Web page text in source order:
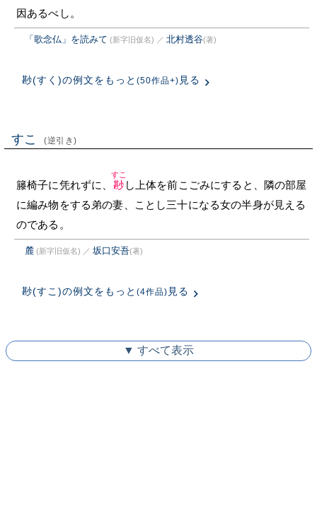
因あるべし。
「歌念仏」を読みて (新字旧仮名) ／ 北村透谷(著)
尠(すく)の例文をもっと (50作品+) 見る
すこ (逆引き)
籐椅子に凭れずに、 尠
すこ
し上体を前こごみにすると、隣の部屋
に編み物をする弟の妻、ことし三十になる女の半身が見える
のである。
麓 (新字旧仮名) ／ 坂口安吾(著)
尠(すこ)の例文をもっと (4作品) 見る
▼ すべて表示